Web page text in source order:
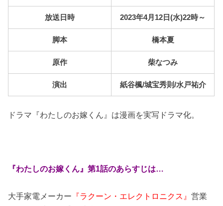
放送日時 2023年4月12日(水)22時～
脚本 橋本夏
原作 柴なつみ
演出 紙谷楓/城宝秀則/水戸祐介
ドラマ『わたしのお嫁くん』は漫画を実写ドラマ化。
『わたしのお嫁くん』第1話のあらすじは…
大手家電メーカー 『ラクーン・エレクトロニクス』営業